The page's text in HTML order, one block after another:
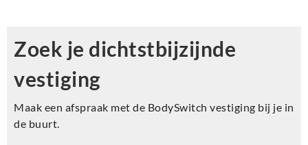
Zoek je dichtstbijzijnde
vestiging
Maak een afspraak met de BodySwitch vestiging bij je in
de buurt.